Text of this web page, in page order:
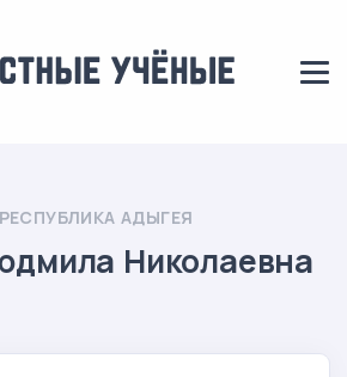
РЕСПУБЛИКА АДЫГЕЯ
Николаевна